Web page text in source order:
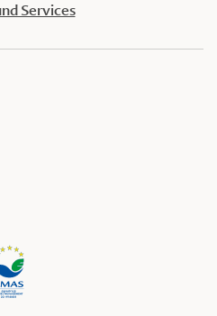
Services